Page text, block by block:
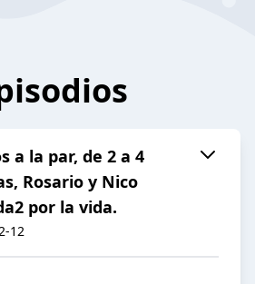
a la par, de 2 a 4
Rosario y Nico
por la vida.
12